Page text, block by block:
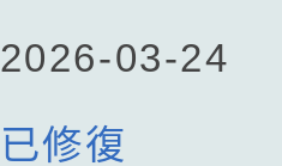
2026-03-24
已修復